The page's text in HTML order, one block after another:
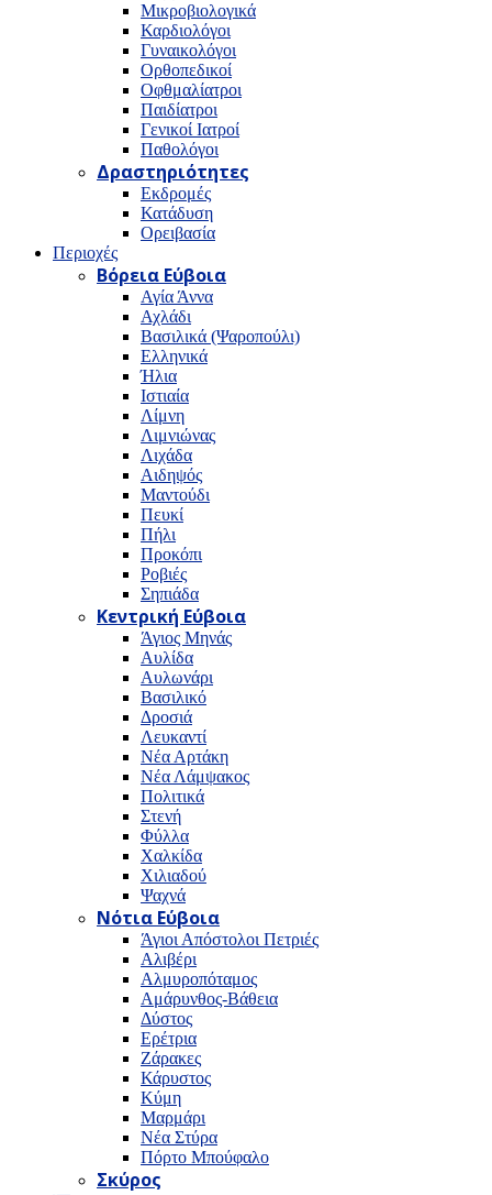
Μικροβιολογικά
Καρδιολόγοι
Γυναικολόγοι
Ορθοπεδικοί
Οφθμαλίατροι
Παιδίατροι
Γενικοί Ιατροί
Παθολόγοι
Δραστηριότητες
Εκδρομές
Κατάδυση
Ορειβασία
Περιοχές
Βόρεια Εύβοια
Αγία Άννα
Αχλάδι
Βασιλικά (Ψαροπούλι)
Ελληνικά
Ήλια
Ιστιαία
Λίμνη
Λιμνιώνας
Λιχάδα
Αιδηψός
Μαντούδι
Πευκί
Πήλι
Προκόπι
Ροβιές
Σηπιάδα
Κεντρική Εύβοια
Άγιος Μηνάς
Αυλίδα
Αυλωνάρι
Βασιλικό
Δροσιά
Λευκαντί
Νέα Αρτάκη
Νέα Λάμψακος
Πολιτικά
Στενή
Φύλλα
Χαλκίδα
Χιλιαδού
Ψαχνά
Νότια Εύβοια
Άγιοι Απόστολοι Πετριές
Αλιβέρι
Αλμυροπόταμος
Αμάρυνθος-Βάθεια
Δύστος
Ερέτρια
Ζάρακες
Κάρυστος
Κύμη
Μαρμάρι
Νέα Στύρα
Πόρτο Μπούφαλο
Σκύρος